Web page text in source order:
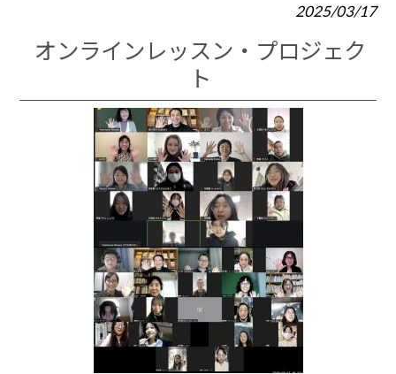
2025/03/17
オンラインレッスン・プロジェク
ト